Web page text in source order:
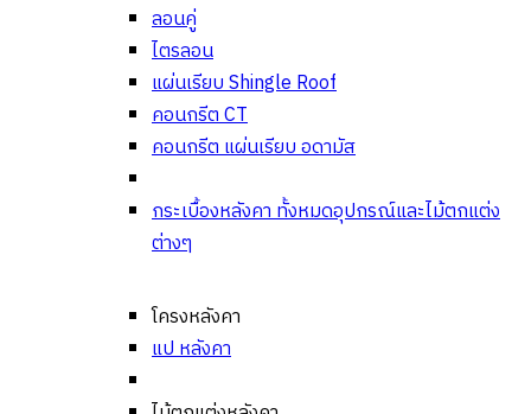
ลอนคู่
ไตรลอน
แผ่นเรียบ Shingle Roof
คอนกรีต CT
คอนกรีต แผ่นเรียบ อดามัส
กระเบื้องหลังคา ทั้งหมดอุปกรณ์และไม้ตกแต่ง
ต่างๆ
โครงหลังคา
แป หลังคา